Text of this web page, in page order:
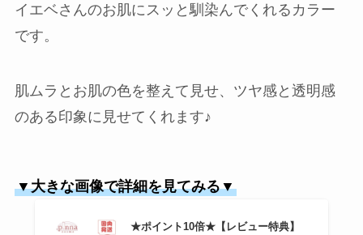
イエベさんのお肌にスッと馴染んでくれるカラー
です。
肌ムラとお肌の色を整えて見せ、ツヤ感と透明感
のある印象に見せてくれます♪
▼大きな画像で詳細を見てみる▼
★ポイント10倍★【レビュー特典】